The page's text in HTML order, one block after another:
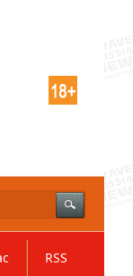
RSS